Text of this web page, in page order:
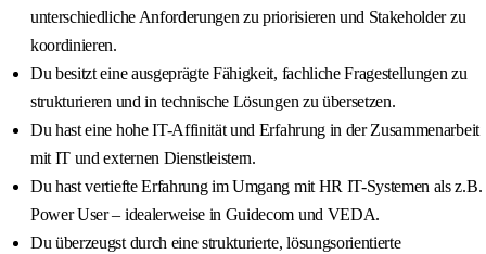
unterschiedliche Anforderungen zu priorisieren und Stakeholder zu
koordinieren.
Du besitzt eine ausgeprägte Fähigkeit, fachliche Fragestellungen zu
strukturieren und in technische Lösungen zu übersetzen.
Du hast eine hohe IT-Affinität und Erfahrung in der Zusammenarbeit
mit IT und externen Dienstleistern.
Du hast vertiefte Erfahrung im Umgang mit HR IT-Systemen als z.B.
Power User – idealerweise in Guidecom und VEDA.
Du überzeugst durch eine strukturierte, lösungsorientierte